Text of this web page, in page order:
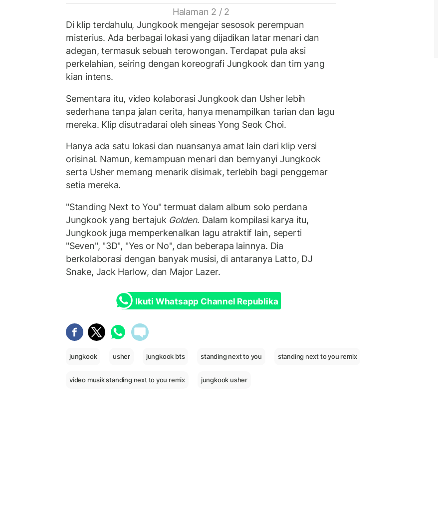
Halaman 2 / 2
Di klip terdahulu, Jungkook mengejar sesosok perempuan
misterius. Ada berbagai lokasi yang dijadikan latar menari dan
adegan, termasuk sebuah terowongan. Terdapat pula aksi
perkelahian, seiring dengan koreografi Jungkook dan tim yang
kian intens.
Sementara itu, video kolaborasi Jungkook dan Usher lebih
sederhana tanpa jalan cerita, hanya menampilkan tarian dan lagu
mereka. Klip disutradarai oleh sineas Yong Seok Choi.
Hanya ada satu lokasi dan nuansanya amat lain dari klip versi
orisinal. Namun, kemampuan menari dan bernyanyi Jungkook
serta Usher memang menarik disimak, terlebih bagi penggemar
setia mereka.
"Standing Next to You" termuat dalam album solo perdana
Jungkook yang bertajuk Golden. Dalam kompilasi karya itu,
Jungkook juga memperkenalkan lagu atraktif lain, seperti
"Seven", "3D", "Yes or No", dan beberapa lainnya. Dia
berkolaborasi dengan banyak musisi, di antaranya Latto, DJ
Snake, Jack Harlow, dan Major Lazer.
Ikuti Whatsapp Channel Republika
jungkook usher jungkook bts standing next to you standing next to you remix
video musik standing next to you remix jungkook usher